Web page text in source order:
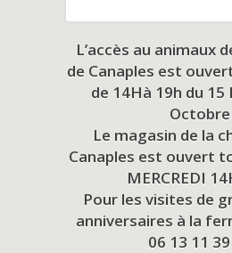
L’accès au animaux
de Canaples est
de 14Hà 19h du 15
Octobre
Le magasin de la
Canaples est ouvert
MERCREDI
Pour les visites de
anniversaires à la
06 13 11